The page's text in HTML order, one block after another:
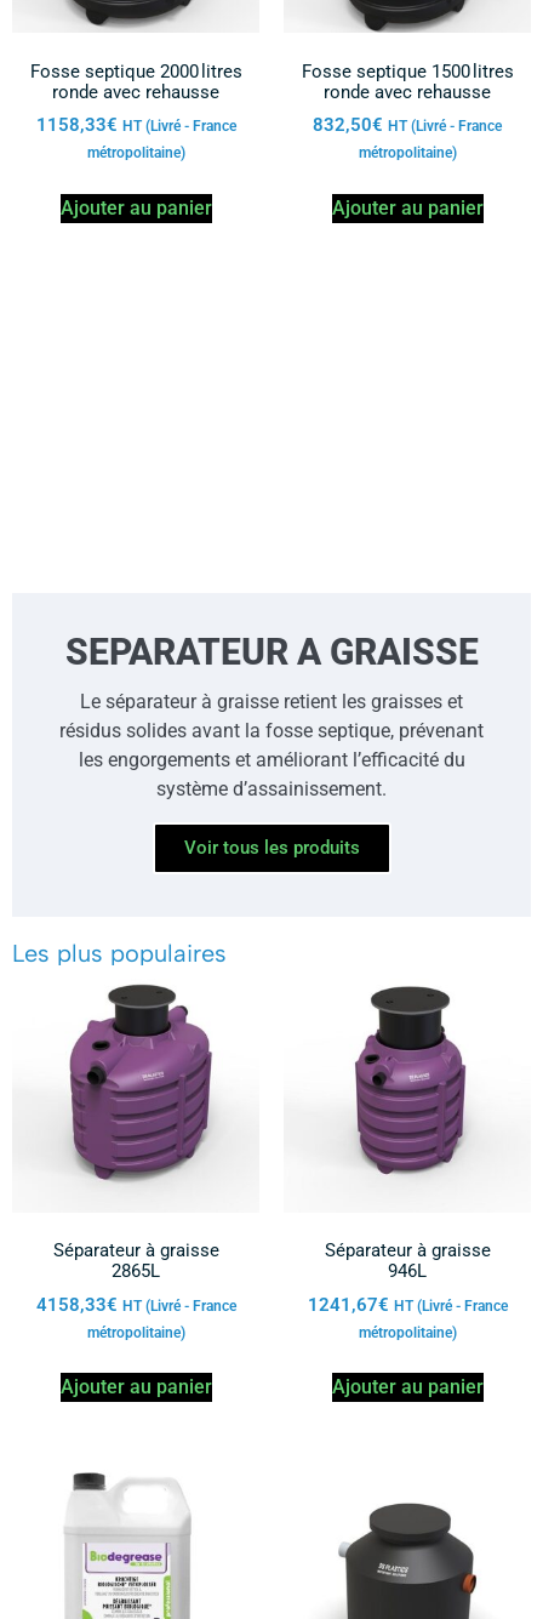
Fosse septique 2000 litres
ronde avec rehausse
1158,33€ HT (Livré - France
métropolitaine)
Ajouter au panier
Fosse septique 1500 litres
ronde avec rehausse
832,50€ HT (Livré - France
métropolitaine)
Ajouter au panier
SEPARATEUR A GRAISSE
Le séparateur à graisse retient les graisses et
résidus solides avant la fosse septique, prévenant
les engorgements et améliorant l’efficacité du
système d’assainissement.
Voir tous les produits
Les plus populaires
Séparateur à graisse
2865L
4158,33€ HT (Livré - France
métropolitaine)
Ajouter au panier
Séparateur à graisse
946L
1241,67€ HT (Livré - France
métropolitaine)
Ajouter au panier